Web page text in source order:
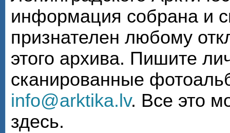
информация собрана и
признателен любому
этого архива. Пишите
сканированные
info@arktika.lv. Все это
здесь.